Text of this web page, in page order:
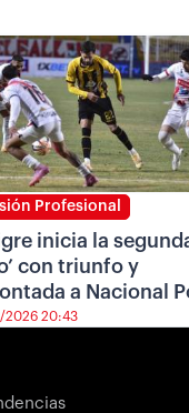
Profesional
inicia la
con triunfo y
a Nacional
2026 20:43